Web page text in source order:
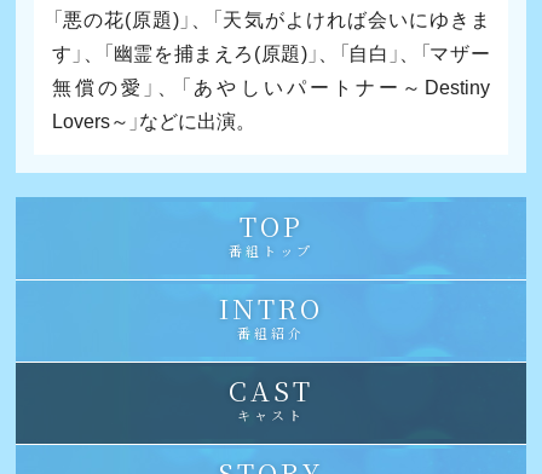
「悪の花(原題)」、「天気がよければ会いにゆきま
す」、「幽霊を捕まえろ(原題)」、「自白」、「マザー
無償の愛」、「あやしいパートナー～Destiny
Lovers～」などに出演。
TOP
番組トップ
INTRO
番組紹介
CAST
キャスト